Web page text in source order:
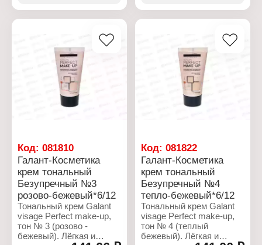
кожу. Солнцезащитный
обеспечивает защиту от
ультрафиолета и
свободных радикалов,
препятствуя
преждевременному
старению кожи.
Тип товара: Тональный
крем
Серия: "Perfect make-up"
Тон: № 1 ( нежно -
бежевый)
Объем: 40 мл
кожу. Солнцезащитный
обеспечивает защиту от
ультрафиолета и
свободных радикалов,
препятствуя
преждевременному
старению кожи.
Тип товара: Тональный
крем
Серия: "Perfect make-up"
Тон: № 2 (натуральный)
Объем: 40 мл
Код: 081810
Галант-Косметика
крем тональный
Безупречный №3
розово-бежевый*6/12
Тональный крем Galant
visage Perfect make-up,
тон № 3 (розово -
бежевый). Лёгкая и
Код:081822
Галант-Косметика
крем тональный
Безупречный №4
тепло-бежевый*6/12
Тональный крем Galant
visage Perfect make-up,
тон № 4 (теплый
бежевый). Лёгкая и